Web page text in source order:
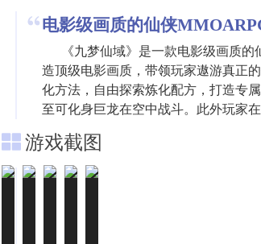
电影级画质的仙侠
《九梦仙域》是一款电影级画质
造顶级电影画质，带领玩家遨游真正
化方法，自由探索炼化配方，打造专
至可化身巨龙在空中战斗。此外玩家
游戏截图